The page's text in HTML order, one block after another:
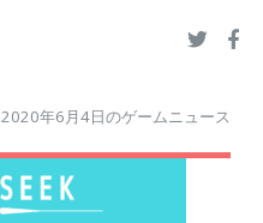
2020年6月4日のゲームニュース